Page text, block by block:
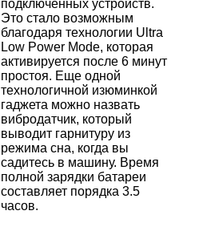
подключенных устройств.
Это стало возможным
благодаря технологии Ultra
Low Power Mode, которая
активируется после 6 минут
простоя. Еще одной
технологичной изюминкой
гаджета можно назвать
вибродатчик, который
выводит гарнитуру из
режима сна, когда вы
садитесь в машину. Время
полной зарядки батареи
составляет порядка 3.5
часов.